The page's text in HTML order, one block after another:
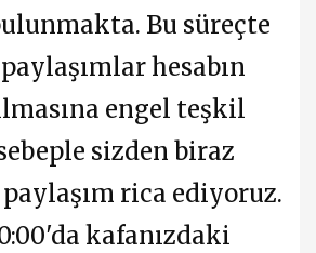
Bu süreçte
hesabın
engel teşkil
sizden biraz
paylaşım rica ediyoruz.
kafanızdaki